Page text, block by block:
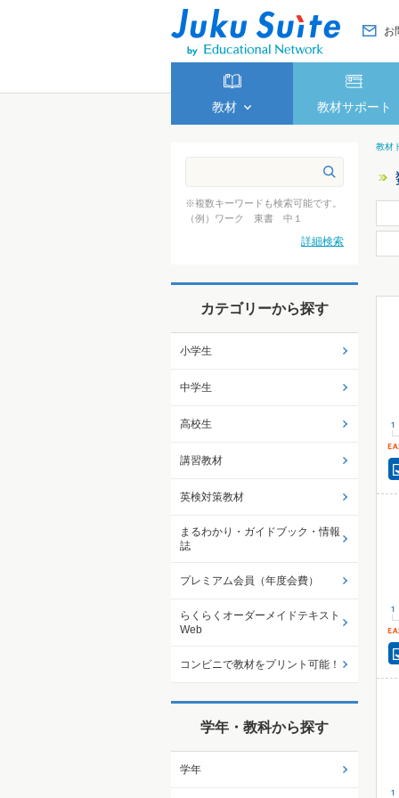
お
教材 教材サポート
教材
※複数キーワードも検索可能です。
（例）ワーク 東書 中１
詳細検索
カテゴリーから探す
小学生
中学生
高校生
講習教材
英検対策教材
まるわかり・ガイドブック・情報
誌
プレミアム会員（年度会費）
らくらくオーダーメイドテキスト
Web
コンビニで教材をプリント可能！
学年・教科から探す
学年